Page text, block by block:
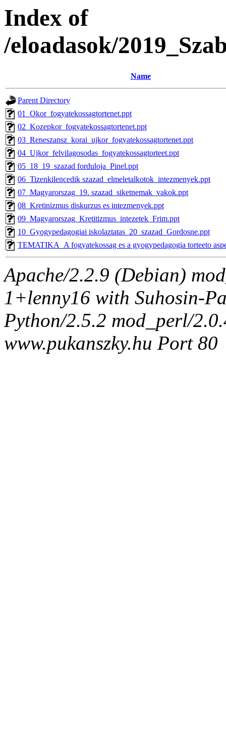
Index of
/eloadasok/
Name
Parent Directory
01_Okor_fogyatekossagtortenet.ppt
02_Kozepkor_fogyatekossagtortenet.ppt
03_Reneszansz_korai_ujkor_fogyatekossagtortenet.ppt
04_Ujkor_felvilagosodas_fogyatekossagtorteet.ppt
05_18_19_szazad forduloja_Pinel.ppt
06_Tizenkilencedik szazad_elmeletalkotok_intezmenyek.ppt
07_Magyarorszag_19. szazad_siketnemak_vakok.ppt
08_Kretinizmus diskurzus es intezmenyek.ppt
09_Magyarorszag_Kretitizmus_intezetek_Frim.ppt
10_Gyogypedagogiai iskolaztatas_20_szazad_Gordosne.ppt
TEMATIKA_A fogyatekossag es a gyogypedagogia torteeto
Apache/2.2.9 (Debian)
1+lenny16 with Suhosin-
Python/2.5.2 mod_perl/
www.pukanszky.hu Port 80